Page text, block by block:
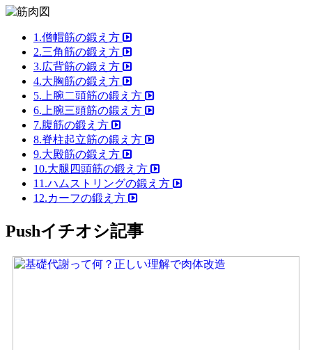
1.僧帽筋の鍛え方
2.三角筋の鍛え方
3.広背筋の鍛え方
4.大胸筋の鍛え方
5.上腕二頭筋の鍛え方
6.上腕三頭筋の鍛え方
7.腹筋の鍛え方
8.脊柱起立筋の鍛え方
9.大殿筋の鍛え方
10.大腿四頭筋の鍛え方
11.ハムストリングの鍛え方
12.カーフの鍛え方
Pushイチオシ記事